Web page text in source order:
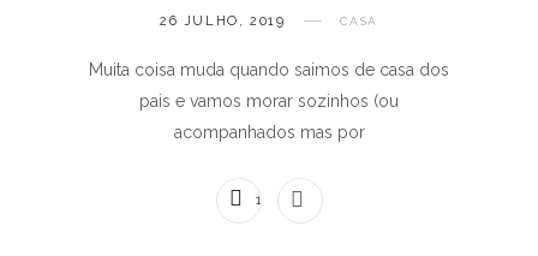
26 JULHO, 2019 CASA
Muita coisa muda quando saimos de casa dos
pais e vamos morar sozinhos (ou
acompanhados mas por
1 COMENTÁRIO